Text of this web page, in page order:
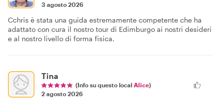
3 agosto 2026
Cchris è stata una guida estremamente competente che ha
adattato con cura il nostro tour di Edimburgo ai nostri desideri
e al nostro livello di forma fisica.
Tina
(Info su questo local Alice)
2 agosto 2026